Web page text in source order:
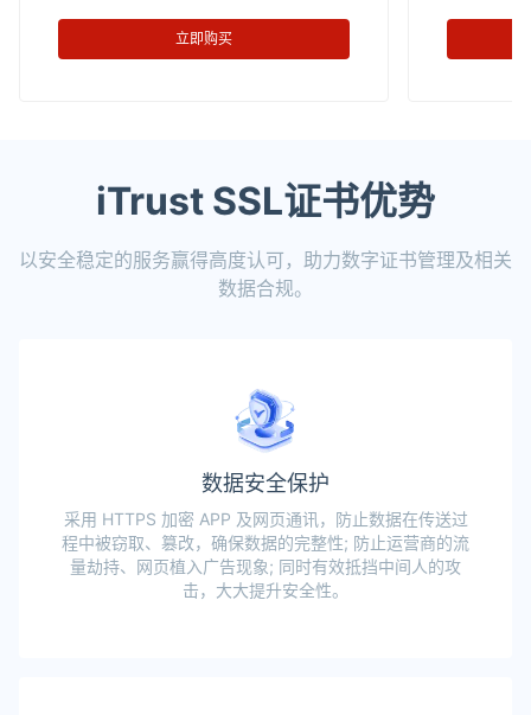
立即购买
iTrust SSL证书优势
以安全稳定的服务赢得高度认可，助力数字证书管理及相关
数据合规。
数据安全保护
采用 HTTPS 加密 APP 及网页通讯，防止数据在传送过
程中被窃取、篡改，确保数据的完整性; 防止运营商的流
量劫持、网页植入广告现象; 同时有效抵挡中间人的攻
击，大大提升安全性。